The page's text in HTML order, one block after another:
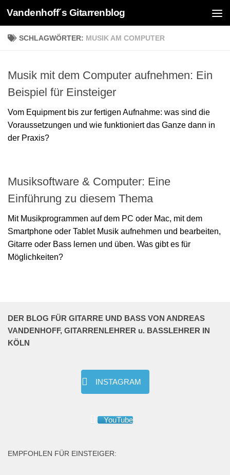
Zum Inhalt springen
Vandenhoff´s Gitarrenblog
SCHLAGWÖRTER: MUSIK AM COMPUTER
Musik mit dem Computer aufnehmen: Ein
Beispiel für Einsteiger
Vom Equipment bis zur fertigen Aufnahme: was sind die
Voraussetzungen und wie funktioniert das Ganze dann in
der Praxis?
Musiksoftware & Computer: Eine
Einführung zu diesem Thema
Mit Musikprogrammen auf dem PC oder Mac, mit dem
Smartphone oder Tablet Musik aufnehmen und bearbeiten,
Gitarre oder Bass lernen und üben. Was gibt es für
Möglichkeiten?
DER BLOG FÜR GITARRE UND BASS VON ANDREAS
VANDENHOFF, GITARRENLEHRER u. BASSLEHRER IN
KÖLN
INSTAGRAM
YouTube
EMPFOHLEN FÜR EINSTEIGER: